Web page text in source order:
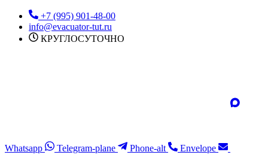
Перейти
содержимому
+7 (995) 901-48-00
info@evacuator-tut.ru
КРУГЛОСУТОЧНО
Whatsapp Telegram-plane Phone-alt Envelope